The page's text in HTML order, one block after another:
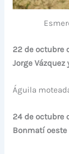
22 de octubre
Jorge
Águila
24 de octubre
Bonmatí oeste